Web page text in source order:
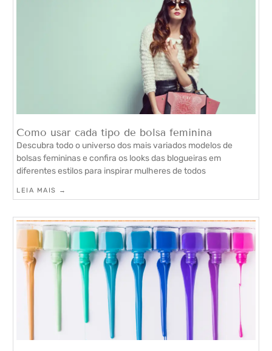
Como usar cada tipo de bolsa feminina
Descubra todo o universo dos mais variados modelos de
bolsas femininas e confira os looks das blogueiras em
diferentes estilos para inspirar mulheres de todos
LEIA MAIS →